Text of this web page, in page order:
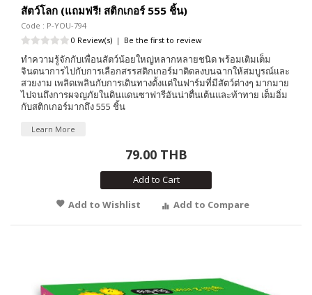
สัตว์โลก (แถมฟรี! สติกเกอร์ 555 ชิ้น)
Code : P-YOU-794
0 Review(s) | Be the first to review
ทำความรู้จักกับเพื่อนสัตว์น้อยใหญ่หลากหลายชนิด พร้อมเติมเต็ม
จินตนาการไปกับการเลือกสรรสติกเกอร์มาติดลงบนฉากให้สมบูรณ์และ
สวยงาม เพลิดเพลินกับการเดินทางตั้งแต่ในฟาร์มที่มีสัตว์ต่างๆ มากมาย
ไปจนถึงการผจญภัยในดินแดนซาฟารีอันน่าตื่นเต้นและท้าทาย เต็มอิ่ม
กับสติกเกอร์มากถึง 555 ชิ้น
Learn More
79.00 THB
Add to Cart
Add to Wishlist
Add to Compare